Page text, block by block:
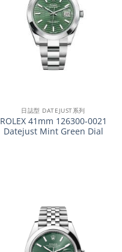
日誌型 DATEJUST系列
ROLEX 41mm 126300-0021
Datejust Mint Green Dial